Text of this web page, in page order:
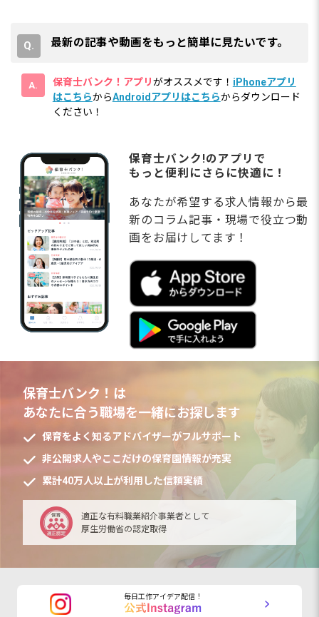
最新の記事や動画をもっと簡単に見たいです。
保育士バンク！アプリがオススメです！ iPhoneアプリ
はこちらからAndroidアプリはこちらからダウンロード
ください！
保育士バンク!のアプリで
もっと便利にさらに快適に！
あなたが希望する求人情報から最
新のコラム記事・現場で役立つ動
画をお届けしてます！
保育士バンク！は
あなたに合う職場を一緒にお探します
保育をよく知るアドバイザーがフルサポート
非公開求人やここだけの保育園情報が充実
累計40万人以上が利用した信頼実績
適正な有料職業紹介事業者として
厚生労働省の認定取得
毎日工作アイデア配信！